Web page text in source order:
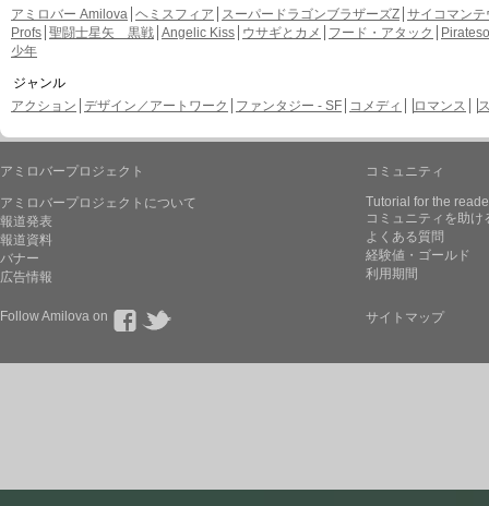
アミロバー Amilova ヘミスフィア スーパードラゴンブラザーズZ サイコマンテ
Profs 聖闘士星矢 黒戦 Angelic Kiss ウサギとカメ フード・アタック
少年
ジャンル
アクション デザイン／アートワーク ファンタジー - SF コメディ ロマンス
アミロバープロジェクト
アミロバープロジェクトについて
報道発表
報道資料
バナー
広告情報
コミュニティ
Tutorial for the
コミュニティを助け
よくある質問
経験値・ゴールド
利用期間
Follow Amilova on サイトマップ